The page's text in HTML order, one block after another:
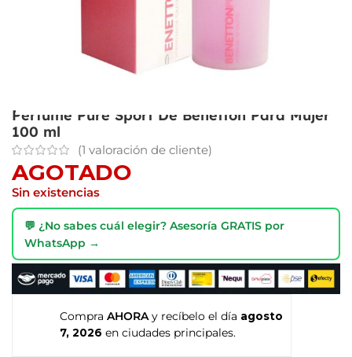
Perfume Pure Sport De Benetton Para Mujer
100 ml
(1 valoración de cliente)
AGOTADO
Sin existencias
💬 ¿No sabes cuál elegir? Asesoría GRATIS por
WhatsApp →
Compra AHORA y recíbelo el día agosto
7, 2026 en ciudades principales.